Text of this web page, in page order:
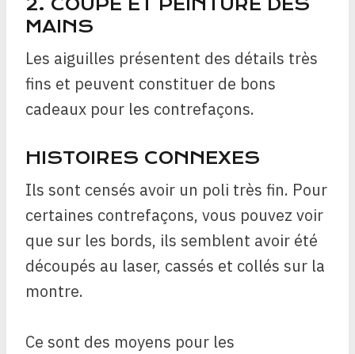
2. COUPE ET PEINTURE DES
MAINS
Les aiguilles présentent des détails très
fins et peuvent constituer de bons
cadeaux pour les contrefaçons.
HISTOIRES CONNEXES
Ils sont censés avoir un poli très fin. Pour
certaines contrefaçons, vous pouvez voir
que sur les bords, ils semblent avoir été
découpés au laser, cassés et collés sur la
montre.
Ce sont des moyens pour les